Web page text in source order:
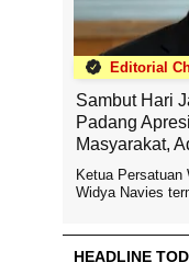
Editorial
Sambut Hari
Padang
Masyarakat,
Ketua Persatuan
Widya Navies
HEADLINE